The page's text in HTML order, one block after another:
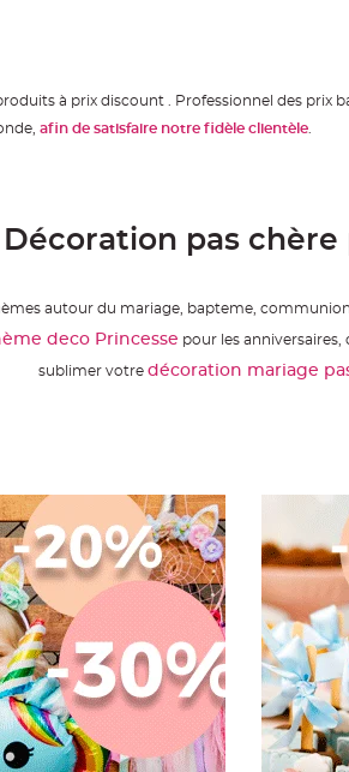
à prix discount . Professionnel des prix
afin de satisfaire notre fidèle clientèle
pas chère
autour du mariage, bapteme,
deco Princesse pour les anniversaires,
sublimer votre décoration mariage